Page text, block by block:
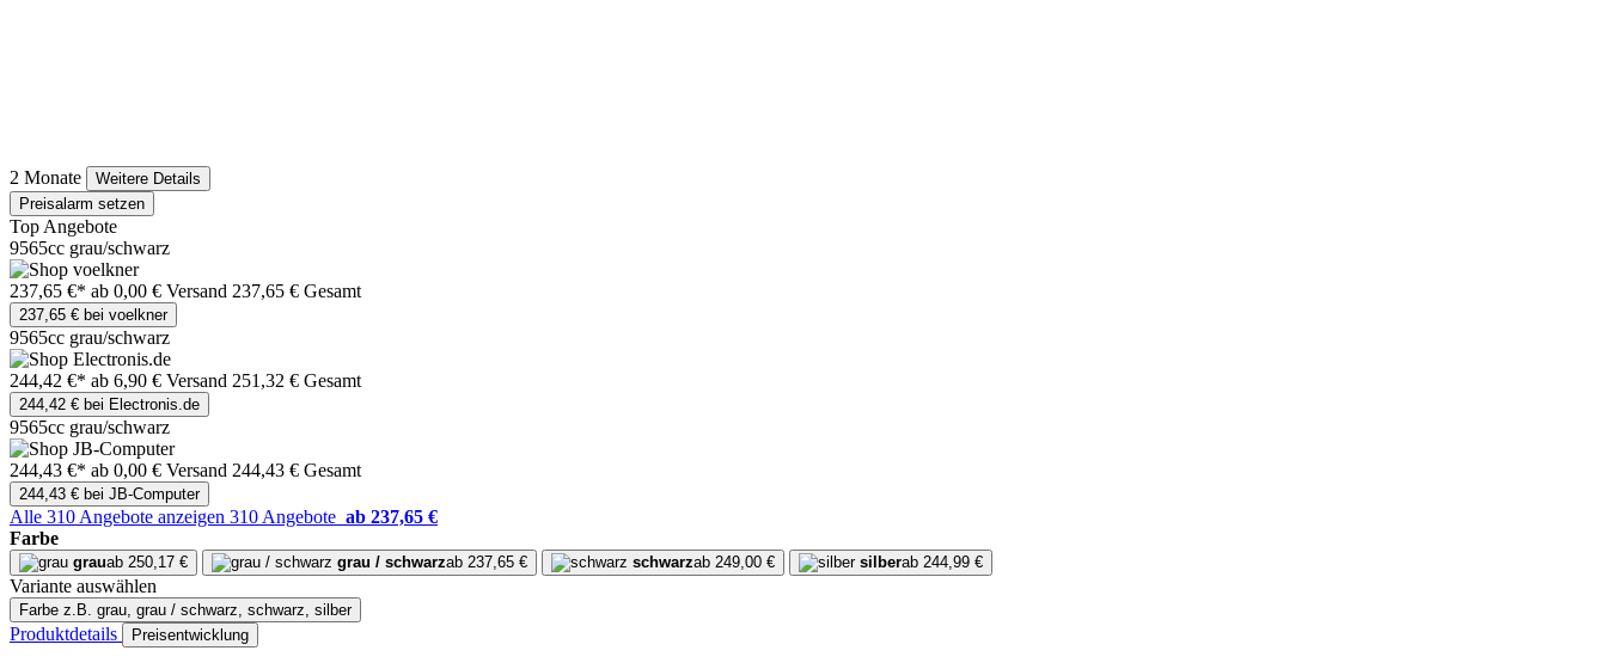
2 Monate
Weitere Details
Preisalarm setzen
Top Angebote
9565cc grau/schwarz
237,65 €* ab 0,00 € Versand 237,65 € Gesamt
237,65 € bei voelkner
9565cc grau/schwarz
244,42 €* ab 6,90 € Versand 251,32 € Gesamt
244,42 € bei Electronis.de
9565cc grau/schwarz
244,43 €* ab 0,00 € Versand 244,43 € Gesamt
244,43 € bei JB-Computer
Alle 310 Angebote anzeigen 310 Angebote ab 237,65 €
Farbe
grauab 250,17 € grau / schwarzab 237,65 € schwarzab 249,00 € silberab 244,99 €
Variante auswählen
Farbe z.B. grau, grau / schwarz, schwarz, silber
Produktdetails Preisentwicklung